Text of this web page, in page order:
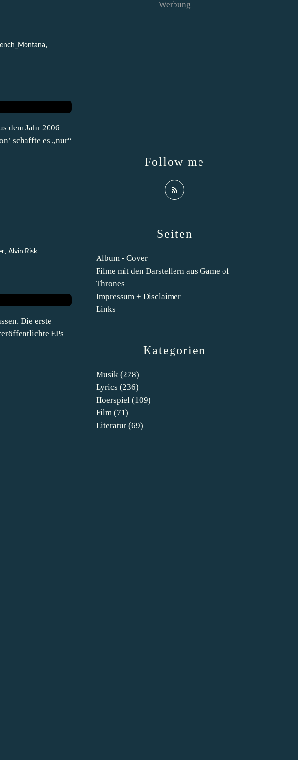
,
dem Jahr 2006
schaffte es „nur“
, Alvin Risk
Die erste
EPs
Kategorien
Musik (278)
Lyrics (236)
Hoerspiel (109)
Film (71)
Literatur (69)
Seiten
Album - Cover
Filme mit den Darstellern aus Game of
Thrones
Impressum + Disclaimer
Links
Follow me
Werbung